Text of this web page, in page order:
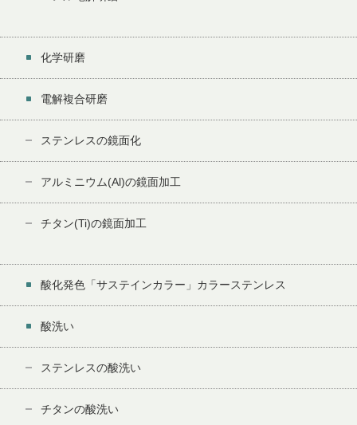
化学研磨
電解複合研磨
ステンレスの鏡面化
アルミニウム(Al)の鏡面加工
チタン(Ti)の鏡面加工
酸化発色「サステインカラー」カラーステンレス
酸洗い
ステンレスの酸洗い
チタンの酸洗い